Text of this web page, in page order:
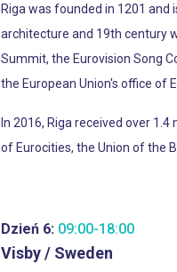
Riga was founded in 1201 and
architecture and 19th century
Summit, the Eurovision Song
the European Union's office of
In 2016, Riga received over
of Eurocities, the Union of the
Dzień 6: 09:00-18:00
Visby / Sweden